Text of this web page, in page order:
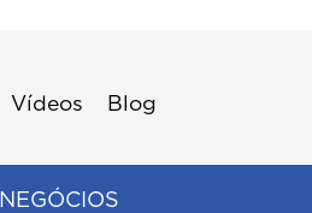
Vídeos Blog
NEGÓCIOS